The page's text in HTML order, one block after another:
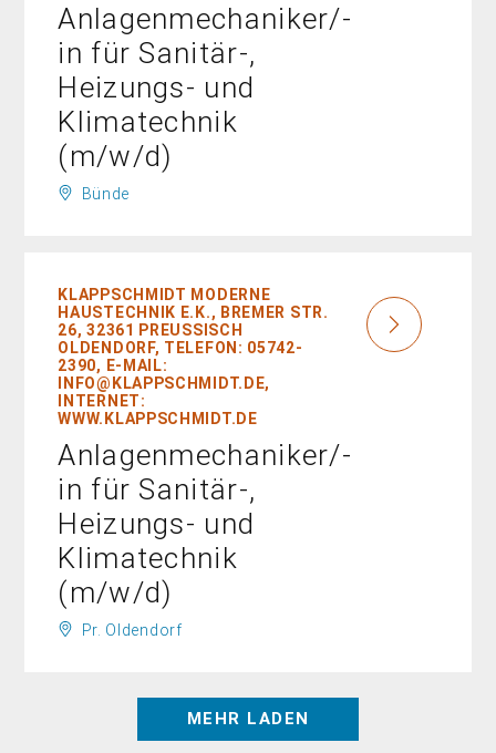
Anlagenmechaniker/-
in für Sanitär-,
Heizungs- und
Klimatechnik
(m/w/d)
Bünde
KLAPPSCHMIDT MODERNE
HAUSTECHNIK E.K., BREMER STR.
26, 32361 PREUSSISCH O
LDENDORF, TELEFON: 05742-2
390, E-MAIL: I
NFO@KLAPPSCHMIDT.DE, I
NTERNET: W
WW.KLAPPSCHMIDT.DE
Anlagenmechaniker/-
in für Sanitär-,
Heizungs- und
Klimatechnik
(m/w/d)
Pr. Oldendorf
MEHR LADEN